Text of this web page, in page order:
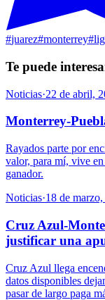
#juarez#monterrey#
Te puede
Noticias·22 de abril,
Monterrey-
Rayados parte por
valor, para mí, vive
ganador.
Noticias·18 de
Cruz Azul-
justificar una
Cruz Azul llega
datos disponibles
pasar de largo paga